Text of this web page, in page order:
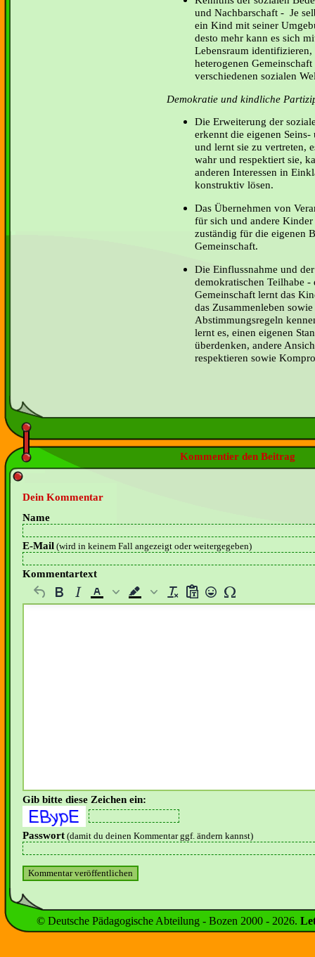
und Nachbarschaft - Je
ein Kind mit seiner
desto mehr kann es sich
Lebensraum
heterogenen
verschiedenen sozialen
Demokratie und kindliche
Die Erweiterung der
erkennt die eigenen
und lernt sie zu vertreten,
wahr und respektiert sie,
anderen Interessen in
konstruktiv lösen.
Das Übernehmen von
für sich und andere
zuständig für die eigenen
Gemeinschaft.
Die Einflussnahme und
demokratischen Teilhabe
Gemeinschaft lernt das
das Zusammenleben
Abstimmungsregeln
lernt es, einen eigenen
überdenken, andere
respektieren sowie
Kommentier den Beitrag
Dein Kommentar
Name
E-Mail (wird in keinem Fall angezeigt oder weitergegeben)
Kommentartext
Gib bitte diese Zeichen ein:
Passwort (damit du deinen Kommentar ggf. ändern kannst)
© Deutsche Pädagogische Abteilung - Bozen 2000 - 2026.